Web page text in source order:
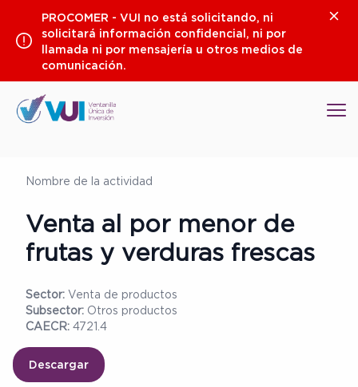
contenido
PROCOMER - VUI no está solicitando, ni
solicitará información confidencial, ni por
llamada ni por mensajería u otros medios de
comunicación.
Nombre de la actividad
Venta al por menor de
frutas y verduras frescas
Sector: Venta de productos
Subsector: Otros productos
CAECR: 4721.4
Descargar